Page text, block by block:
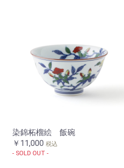
染錦柘榴絵 飯碗
￥11,000 税込
- SOLD OUT -